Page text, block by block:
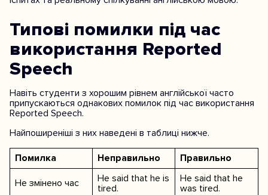
Типові помилки під час
використання Reported
Speech
Навіть студенти з хорошим рівнем англійської часто
припускаються однакових помилок під час використання
Reported Speech.
Найпоширеніші з них наведені в таблиці нижче.
Помилка Неправильно Правильно
Не змінено час
He said that he is
tired.
He said that he
was tired.